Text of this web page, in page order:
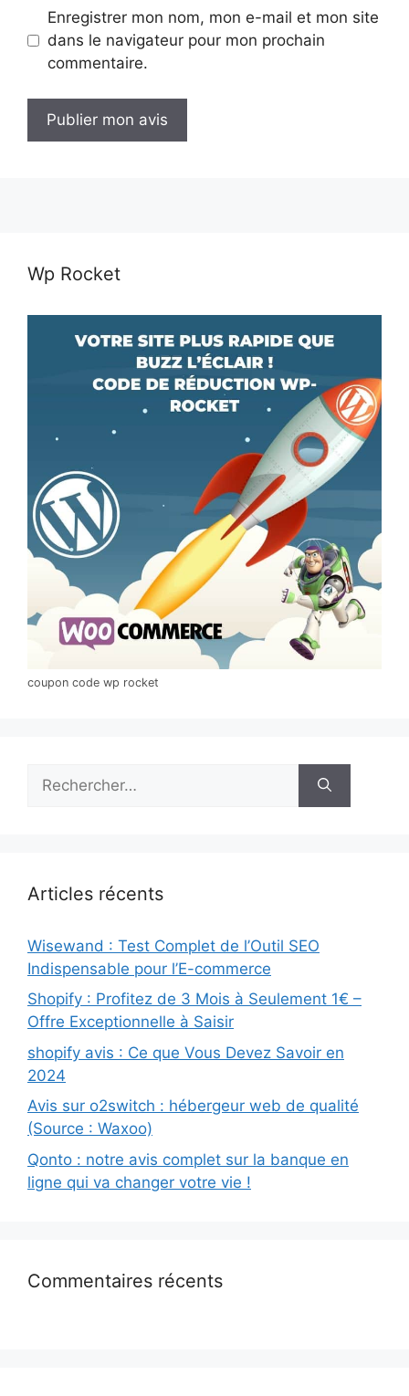
Enregistrer mon nom, mon e-mail et mon site
dans le navigateur pour mon prochain
commentaire.
Wp Rocket
coupon code wp rocket
Articles récents
Wisewand : Test Complet de l’Outil SEO
Indispensable pour l’E-commerce
Shopify : Profitez de 3 Mois à Seulement 1€ –
Offre Exceptionnelle à Saisir
shopify avis : Ce que Vous Devez Savoir en
2024
Avis sur o2switch : hébergeur web de qualité
(Source : Waxoo)
Qonto : notre avis complet sur la banque en
ligne qui va changer votre vie !
Commentaires récents